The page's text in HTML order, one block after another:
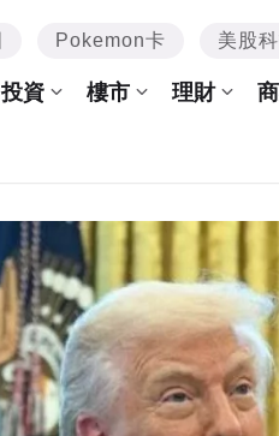
Pokemon卡 美股
投資 樓市 理財